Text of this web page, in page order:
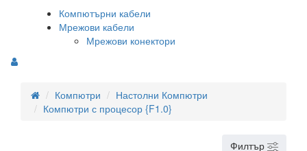
Компютърни кабели
Мрежови кабели
Мрежови конектори
Компютри
Настолни Компютри
Компютри с процесор {F1.0}
Филтър